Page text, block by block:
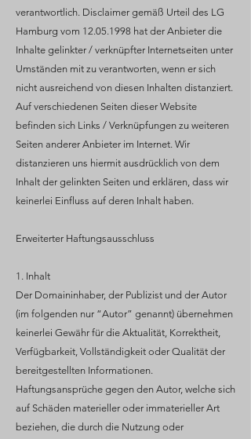
verantwortlich. Disclaimer gemäß Urteil des LG
Hamburg vom 12.05.1998 hat der Anbieter die
Inhalte gelinkter / verknüpfter Internetseiten unter
Umständen mit zu verantworten, wenn er sich
nicht ausreichend von diesen Inhalten distanziert.
Auf verschiedenen Seiten dieser Website
befinden sich Links / Verknüpfungen zu weiteren
Seiten anderer Anbieter im Internet. Wir
distanzieren uns hiermit ausdrücklich von dem
Inhalt der gelinkten Seiten und erklären, dass wir
keinerlei Einfluss auf deren Inhalt haben.
Erweiterter Haftungsausschluss
1. Inhalt
Der Domaininhaber, der Publizist und der Autor
(im folgenden nur “Autor” genannt) übernehmen
keinerlei Gewähr für die Aktualität, Korrektheit,
Verfügbarkeit, Vollständigkeit oder Qualität der
bereitgestellten Informationen.
Haftungsansprüche gegen den Autor, welche sich
auf Schäden materieller oder immaterieller Art
beziehen, die durch die Nutzung oder